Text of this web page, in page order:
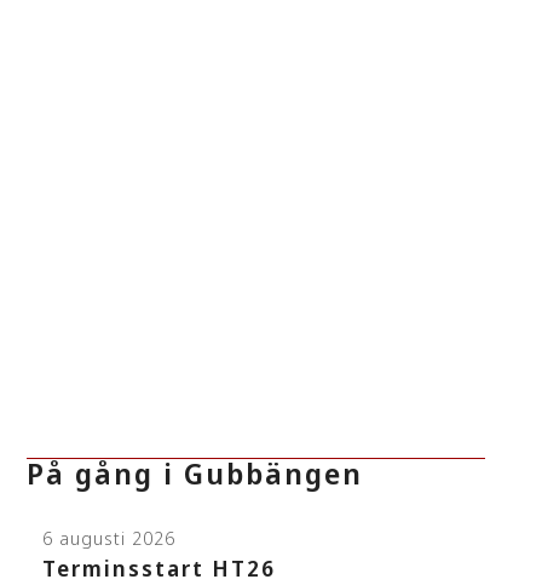
På gång i Gubbängen
6 augusti 2026
Terminsstart HT26